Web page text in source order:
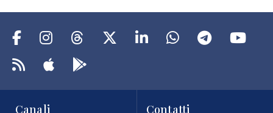
Canali Contatti